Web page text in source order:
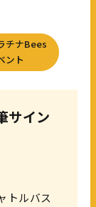
チナBees
ント
サイン
トルバス